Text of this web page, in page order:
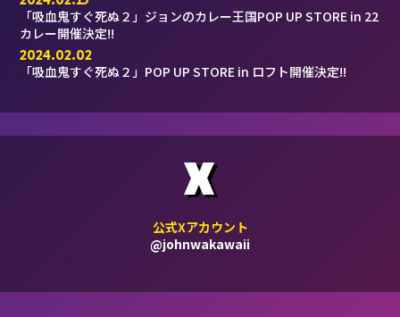
「吸血鬼すぐ死ぬ２」ジョンのカレー王国POP UP STORE in 22
カレー開催決定!!
2024.02.02
「吸血鬼すぐ死ぬ２」POP UP STORE in ロフト開催決定!!
X
公式Xアカウント
@johnwakawaii